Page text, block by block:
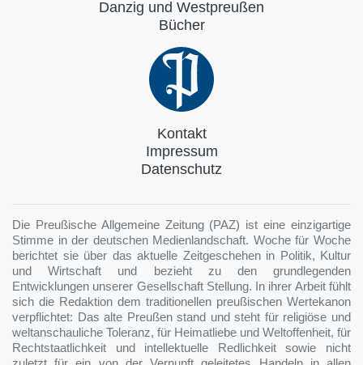
Danzig und Westpreußen
Bücher
Kontakt
Impressum
Datenschutz
Die Preußische Allgemeine Zeitung (PAZ) ist eine einzigartige
Stimme in der deutschen Medienlandschaft. Woche für Woche
berichtet sie über das aktuelle Zeitgeschehen in Politik, Kultur
und Wirtschaft und bezieht zu den grundlegenden
Entwicklungen unserer Gesellschaft Stellung. In ihrer Arbeit fühlt
sich die Redaktion dem traditionellen preußischen Wertekanon
verpflichtet: Das alte Preußen stand und steht für religiöse und
weltanschauliche Toleranz, für Heimatliebe und Weltoffenheit, für
Rechtstaatlichkeit und intellektuelle Redlichkeit sowie nicht